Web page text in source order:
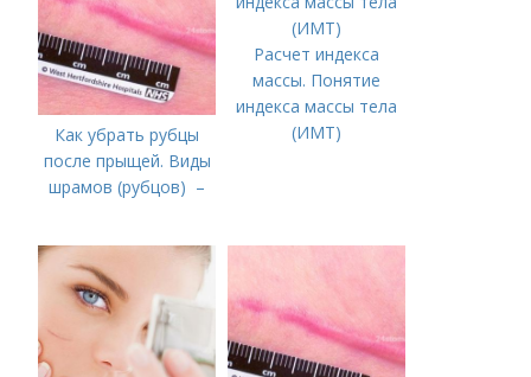
Как убрать рубцы
после прыщей. Виды
шрамов (рубцов) –
Расчет индекса
массы. Понятие
индекса массы тела
(ИМТ)